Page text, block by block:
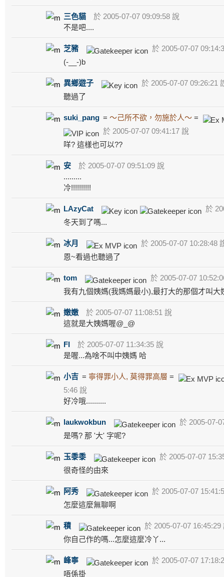
三色貓
於 2005-07-07 09:09:58 說
不是吧....
芝豬
於 2005-07-07
(-__-)b
異鄉遊子
於 2005-07-07 09:26:21
聽過了
suki_pang =～己所不欲，勿施於人～ =
於 2005-07-07 09:41:17 說
咩? 這樣也可以??
安
於 2005-07-07 09:51:09 說
.........
冷!!!!!!!!!!
LAzyCat
於
冬天到了嗎...
冰月
於 2005-07-07 10:28:48
恩~看過也聽過了
tom
於 2005-07-07
我有九個姨媽(我媽媽最小),最打大的那個才叫大
嫩嫩
於 2005-07-07 11:08:51 說
這就是大姨媽喔@_@
FI
於 2005-07-07 11:34:35 說
是喔...為啥不叫中姨媽 哈
小吉 = 寧得罪小人, 莫得罪高層 =
5:46 說
好冷哦..........
laukwokbun
於 2005-07-
是嗎? 那 '大' 字呢?
玉黍黍
於 2005-07-07
很奇怪的由來
阿秀
於 2005-07-07
怎麼這麼無聊啊
積
於 2005-07-07 16:45:29
你自己作的嗎...怎麼這麼冷丫...
峰寧
於 2005-07-07
唔係掛